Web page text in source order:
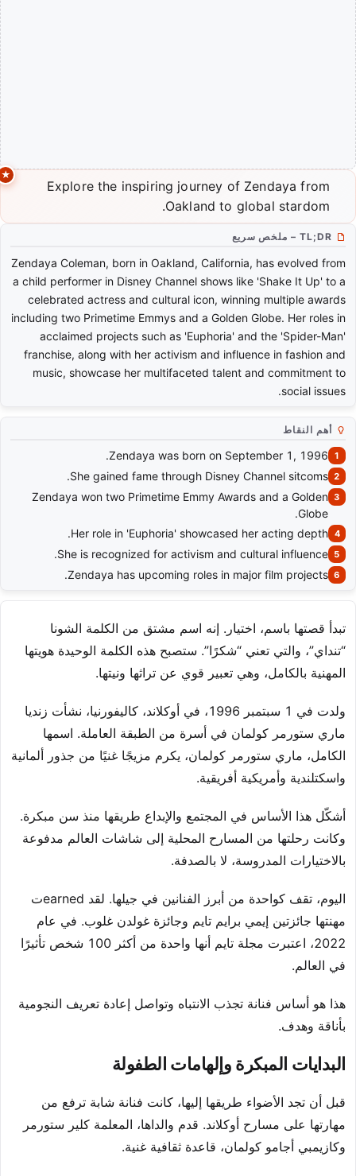
Explore the inspiring journey of Zendaya from
Oakland to global stardom.
TL;DR – ملخص سريع
Zendaya Coleman, born in Oakland, California, has evolved from
a child performer in Disney Channel shows like 'Shake It Up' to a
celebrated actress and cultural icon, winning multiple awards
including two Primetime Emmys and a Golden Globe. Her roles in
acclaimed projects such as 'Euphoria' and the 'Spider-Man'
franchise, along with her activism and influence in fashion and
music, showcase her multifaceted talent and commitment to
social issues.
أهم النقاط
Zendaya was born on September 1, 1996.
She gained fame through Disney Channel sitcoms.
Zendaya won two Primetime Emmy Awards and a Golden
Globe.
Her role in 'Euphoria' showcased her acting depth.
She is recognized for activism and cultural influence.
Zendaya has upcoming roles in major film projects.
تبدأ قصتها باسم، اختيار. إنه اسم مشتق من الكلمة الشونا
“تنداي”، والتي تعني “شكرًا”. ستصبح هذه الكلمة الوحيدة هويتها
المهنية بالكامل، وهي تعبير قوي عن تراثها ونيتها.
ولدت في 1 سبتمبر 1996، في أوكلاند، كاليفورنيا، نشأت زنديا
ماري ستورمر كولمان في أسرة من الطبقة العاملة. اسمها
الكامل، ماري ستورمر كولمان، يكرم مزيجًا غنيًا من جذور ألمانية
واسكتلندية وأمريكية أفريقية.
أشكّل هذا الأساس في المجتمع والإبداع طريقها منذ سن مبكرة.
وكانت رحلتها من المسارح المحلية إلى شاشات العالم مدفوعة
بالاختيارات المدروسة، لا بالصدفة.
اليوم، تقف كواحدة من أبرز الفنانين في جيلها. لقد earnedت
مهنتها جائزتين إيمي برايم تايم وجائزة غولدن غلوب. في عام
2022، اعتبرت مجلة تايم أنها واحدة من أكثر 100 شخص تأثيرًا
في العالم.
هذا هو أساس فنانة تجذب الانتباه وتواصل إعادة تعريف النجومية
بأناقة وهدف.
البدايات المبكرة وإلهامات الطفولة
قبل أن تجد الأضواء طريقها إليها، كانت فنانة شابة ترفع من
مهارتها على مسارح أوكلاند. قدم والداها، المعلمة كلير ستورمر
وكازيمبي أجامو كولمان، قاعدة ثقافية غنية.